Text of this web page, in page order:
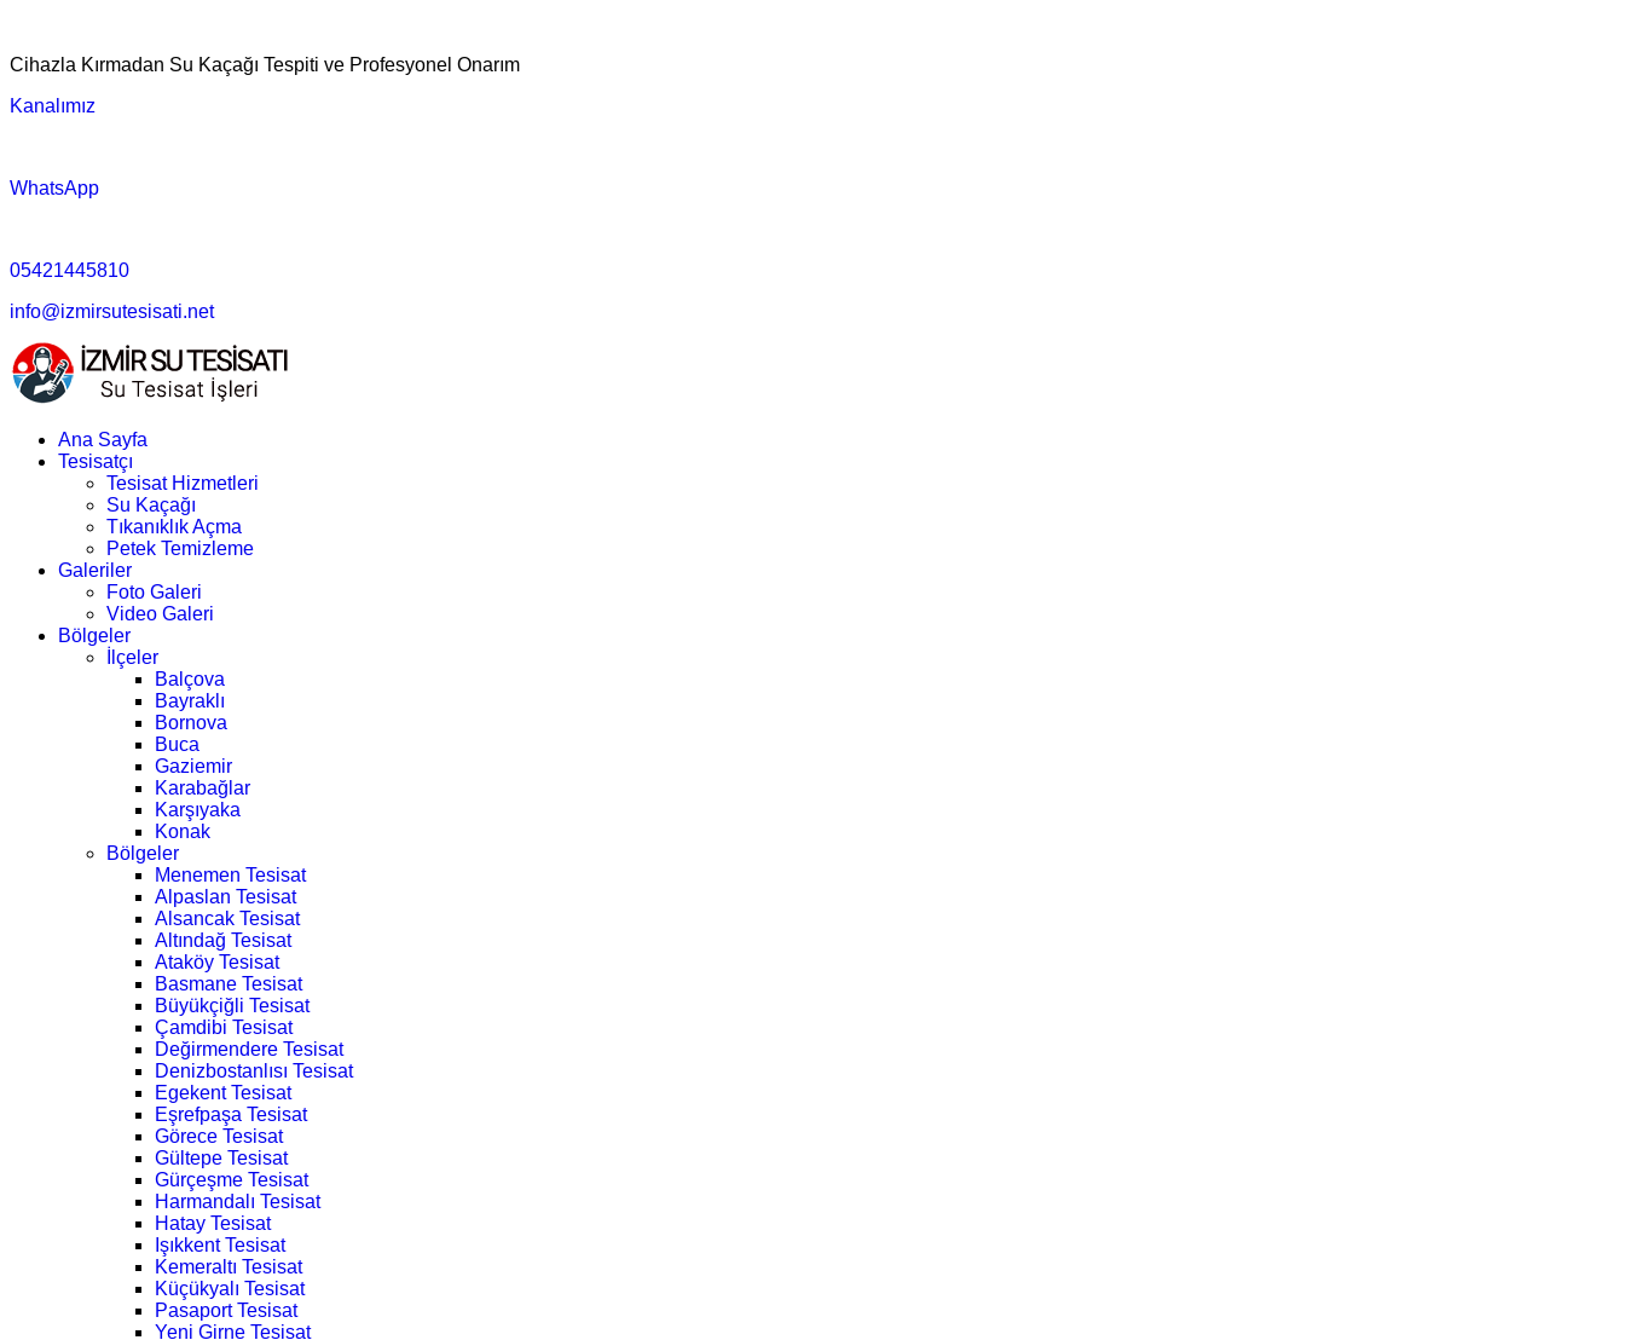
Cihazla Kırmadan Su Kaçağı Tespiti ve Profesyonel Onarım
Kanalımız
WhatsApp
05421445810
info@izmirsutesisati.net
Ana Sayfa
Tesisatçı
Tesisat Hizmetleri
Su Kaçağı
Tıkanıklık Açma
Petek Temizleme
Galeriler
Foto Galeri
Video Galeri
Bölgeler
İlçeler
Balçova
Bayraklı
Bornova
Buca
Gaziemir
Karabağlar
Karşıyaka
Konak
Bölgeler
Menemen Tesisat
Alpaslan Tesisat
Alsancak Tesisat
Altındağ Tesisat
Ataköy Tesisat
Basmane Tesisat
Büyükçiğli Tesisat
Çamdibi Tesisat
Değirmendere Tesisat
Denizbostanlısı Tesisat
Egekent Tesisat
Eşrefpaşa Tesisat
Görece Tesisat
Gültepe Tesisat
Gürçeşme Tesisat
Harmandalı Tesisat
Hatay Tesisat
Işıkkent Tesisat
Kemeraltı Tesisat
Küçükyalı Tesisat
Pasaport Tesisat
Yeni Girne Tesisat